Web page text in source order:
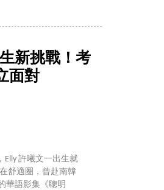
新挑戰！考
面對
Elly 許曦文一出生就
舒適圈，曾赴南韓
華語影集《聰明